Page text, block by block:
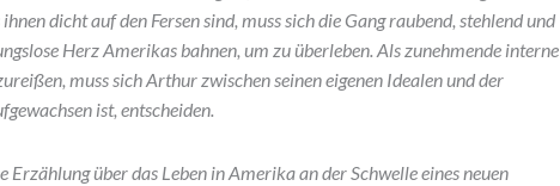
dicht auf den Fersen sind, muss sich die Gang raubend, stehlend und
Herz Amerikas bahnen, um zu überleben. Als zunehmende interne
muss sich Arthur zwischen seinen eigenen Idealen und der
ist, entscheiden.
Erzählung über das Leben in Amerika an der Schwelle eines neuen